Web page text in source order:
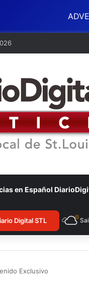
en Español
Digital STL
Exclusivo